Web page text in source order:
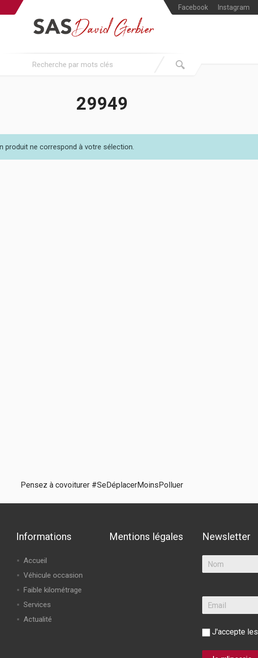
Facebook Instagram
29949
produit ne correspond à votre sélection.
Pensez à covoiturer #SeDéplacerMoinsPolluer
Informations
Accueil
Véhicule occasion
Faible kilométrage
Services
Actualité
Mentions légales Newsletter
J'accepte les